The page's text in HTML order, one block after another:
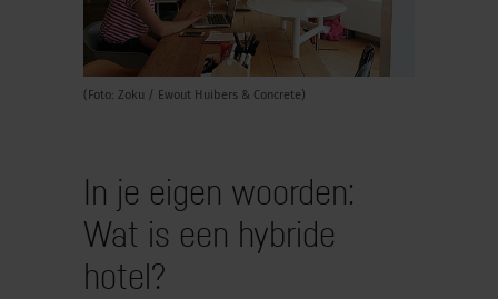
(Foto: Zoku / Ewout Huibers & Concrete)
In je eigen woorden:
Wat is een hybride
hotel?